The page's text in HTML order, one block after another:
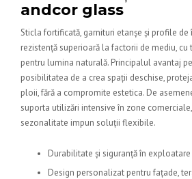
andcor glass
Sticla fortificată, garnituri etanșe și profile
rezistență superioară la factorii de mediu, cu
pentru lumina naturală. Principalul avantaj
posibilitatea de a crea spații deschise,
ploii, fără a compromite estetica. De
suporta utilizări intensive în zone
sezonalitate impun soluții flexibile.
Durabilitate și siguranță în exploatare
Design personalizat pentru fațade,